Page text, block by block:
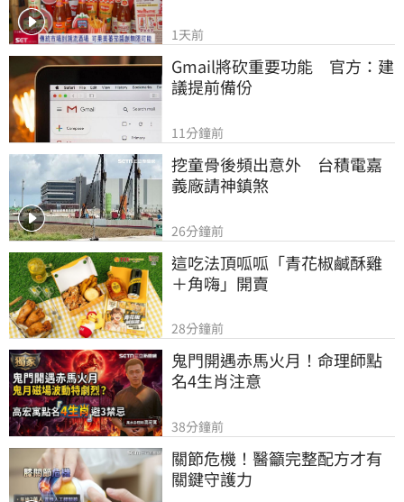
1天前
Gmail將砍重要功能　官方：建
議提前備份
11分鐘前
挖童骨後頻出意外　台積電嘉
義廠請神鎮煞
26分鐘前
這吃法頂呱呱「青花椒鹹酥雞
＋角嗨」開賣
28分鐘前
鬼門開遇赤馬火月！命理師點
名4生肖注意
38分鐘前
關節危機！醫籲完整配方才有
關鍵守護力